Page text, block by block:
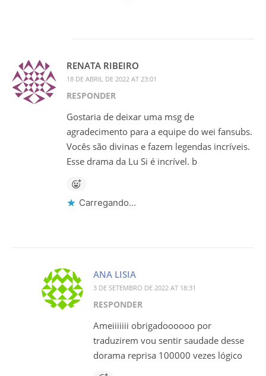
RENATA RIBEIRO
18 DE ABRIL DE 2022 AT 23:01
RESPONDER
Gostaria de deixar uma msg de
agradecimento para a equipe do wei fansubs.
Vocês são divinas e fazem legendas incríveis.
Esse drama da Lu Si é incrível. b
Carregando...
ANA LISIA
3 DE SETEMBRO DE 2022 AT 18:31
RESPONDER
Ameiiiiiii obrigadoooooo por
traduzirem vou sentir saudade desse
dorama reprisa 100000 vezes lógico